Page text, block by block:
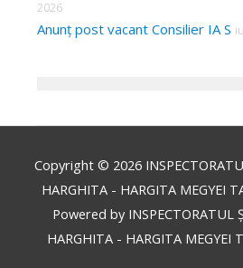
2026
Anunț post vacant Consilier IA S
Copyright © 2026
HARGHITA - HARGITA MEGYEI
Powered by INSPECTORATUL
HARGHITA - HARGITA MEGYEI